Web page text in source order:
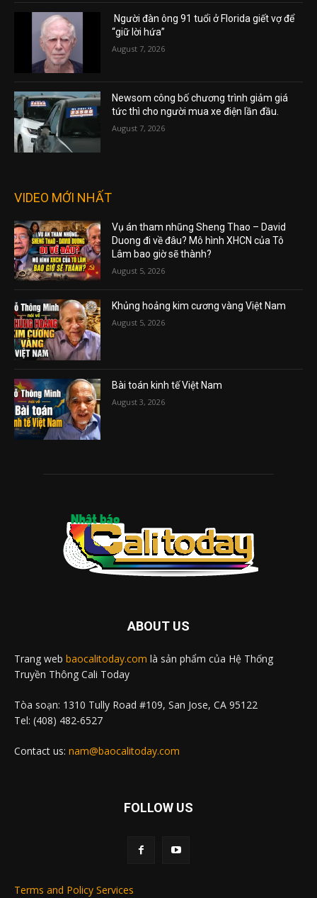
Người đàn ông 91 tuổi ở Florida giết vợ để
“giữ lời hứa”
August 7, 2026
Newsom công bố chương trình giảm giá
tức thì cho người mua xe điện lần đầu.
August 7, 2026
VIDEO MỚI NHẤT
Vụ án tham nhũng Sheng Thao – David
Duong đi về đâu? Mô hình XHCN của Tô
Lâm bao giờ sẽ thành?
August 5, 2026
Khủng hoảng kim cương vàng Việt Nam
August 5, 2026
Bài toán kinh tế Việt Nam
August 3, 2026
ABOUT US
Trang web baocalitoday.com là sản phẩm của Hệ Thống
Truyền Thông Cali Today
Tòa soạn: 1310 Tully Road #109, San Jose, CA 95122
Tel: (408) 482-6527
Contact us: nam@baocalitoday.com
FOLLOW US
Terms and Policy Services